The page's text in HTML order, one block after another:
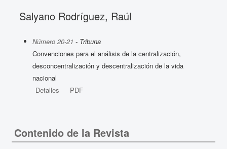
Salyano Rodríguez, Raúl
Número 20-21 - Tribuna
Convenciones para el análisis de la centralización,
desconcentralización y descentralización de la vida
nacional
Detalles
PDF
Contenido de la Revista